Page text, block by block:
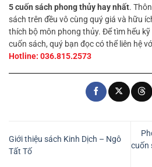
5 cuốn sách phong thủy hay nhất.
sách trên đều vô cùng quý giá và hữu
thích bộ môn phong thủy. Để tìm hểu
cuốn sách, quý bạn đọc có thể liên hệ
Hotline: 036.815.2573
Giới thiệu sách Kinh Dịch – Ngô
Tất Tố
cuốn